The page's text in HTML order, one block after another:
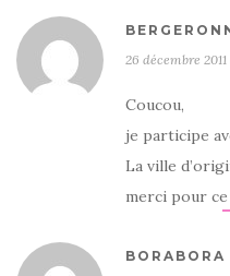
26 décembre
Coucou,
je participe
La ville
merci pour
BORABORA